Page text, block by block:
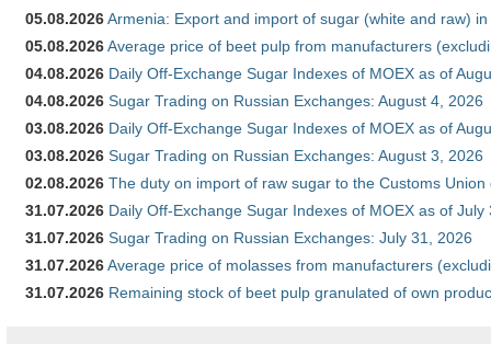
05.08.2026Armenia: Export and import of sugar (white and raw)
05.08.2026Average price of beet pulp from manufacturers
04.08.2026 Daily Off-Exchange Sugar Indexes of MOEX as of
04.08.2026 Sugar Trading on Russian Exchanges: August 4, 2026
03.08.2026 Daily Off-Exchange Sugar Indexes of MOEX as of
03.08.2026 Sugar Trading on Russian Exchanges: August 3, 2026
02.08.2026 The duty on import of raw sugar to the Customs
31.07.2026 Daily Off-Exchange Sugar Indexes of MOEX as of July
31.07.2026 Sugar Trading on Russian Exchanges: July 31, 2026
31.07.2026Average price of molasses from manufacturers
31.07.2026 Remaining stock of beet pulp granulated of own